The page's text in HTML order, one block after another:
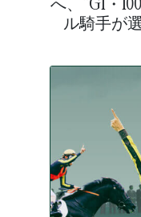
ル騎手が